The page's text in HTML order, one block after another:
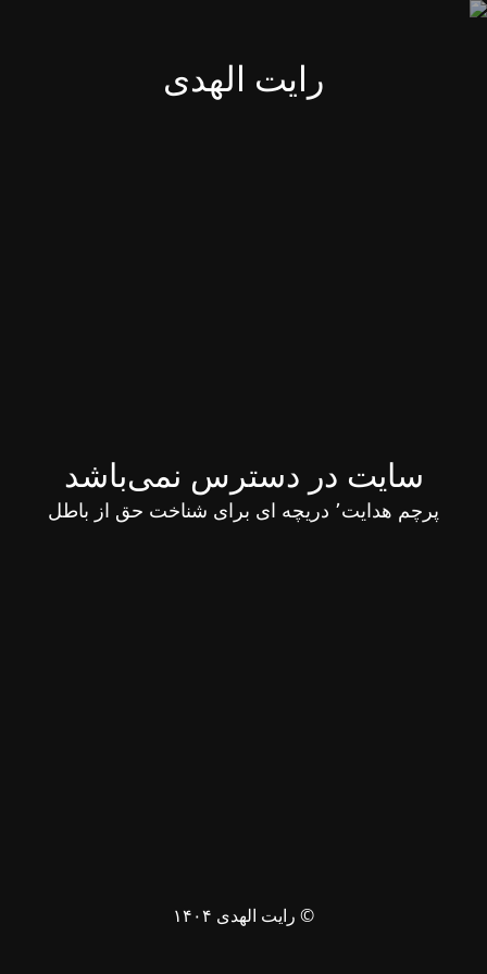
رایت الهدی
سایت در دسترس نمی‌باشد
پرچم هدایت٬ دریچه ای برای شناخت حق از باطل
© رایت الهدی ۱۴۰۴